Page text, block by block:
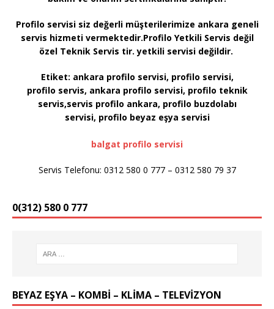
Profilo servisi siz değerli müşterilerimize ankara geneli
servis hizmeti vermektedir.Profilo Yetkili Servis değil
özel Teknik Servis tir. yetkili servisi değildir.
Etiket: ankara profilo servisi, profilo servisi,
profilo servis, ankara profilo servisi, profilo teknik
servis,servis profilo ankara, profilo buzdolabı
servisi, profilo beyaz eşya servisi
balgat profilo servisi
Servis Telefonu: 0312 580 0 777 – 0312 580 79 37
0(312) 580 0 777
BEYAZ EŞYA – KOMBİ – KLİMA – TELEVİZYON